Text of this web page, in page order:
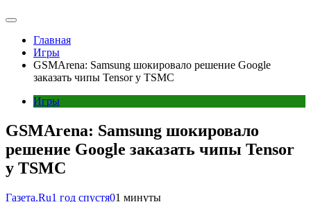
Главная
Игры
GSMArena: Samsung шокировало решение Google
заказать чипы Tensor у TSMC
Игры
GSMArena: Samsung шокировало
решение Google заказать чипы Tensor
у TSMC
Газета.Ru1 год спустя01 минуты